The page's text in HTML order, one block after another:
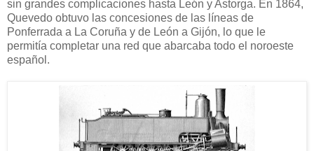
sin grandes complicaciones hasta León y Astorga. En 1864,
Quevedo obtuvo las concesiones de las líneas de
Ponferrada a La Coruña y de León a Gijón, lo que le
permitía completar una red que abarcaba todo el noroeste
español.